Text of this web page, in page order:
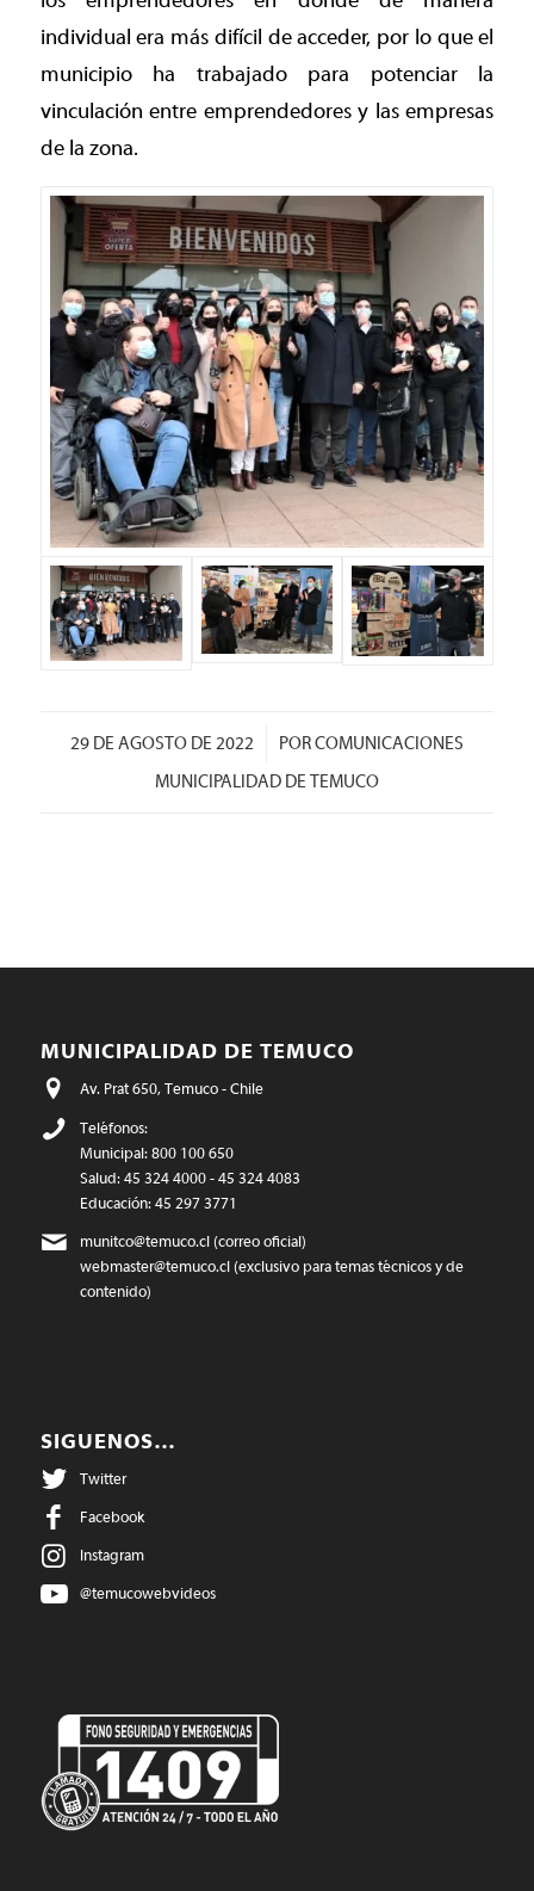
individual era más difícil de acceder, por lo que el
municipio ha trabajado para potenciar la
vinculación entre emprendedores y las empresas
de la zona.
29 DE AGOSTO DE 2022
/ PORCOMUNICACIONES
MUNICIPALIDAD DE TEMUCO
MUNICIPALIDAD DE TEMUCO
Av. Prat 650, Temuco - Chile
Teléfonos:
Municipal: 800 100 650
Salud: 45 324 4000 - 45 324 4083
Educación: 45 297 3771
munitco@temuco.cl(correo oficial)
webmaster@temuco.cl(exclusivo para temas técnicos y de
contenido)
SIGUENOS…
Twitter
Facebook
Instagram
@temucowebvideos